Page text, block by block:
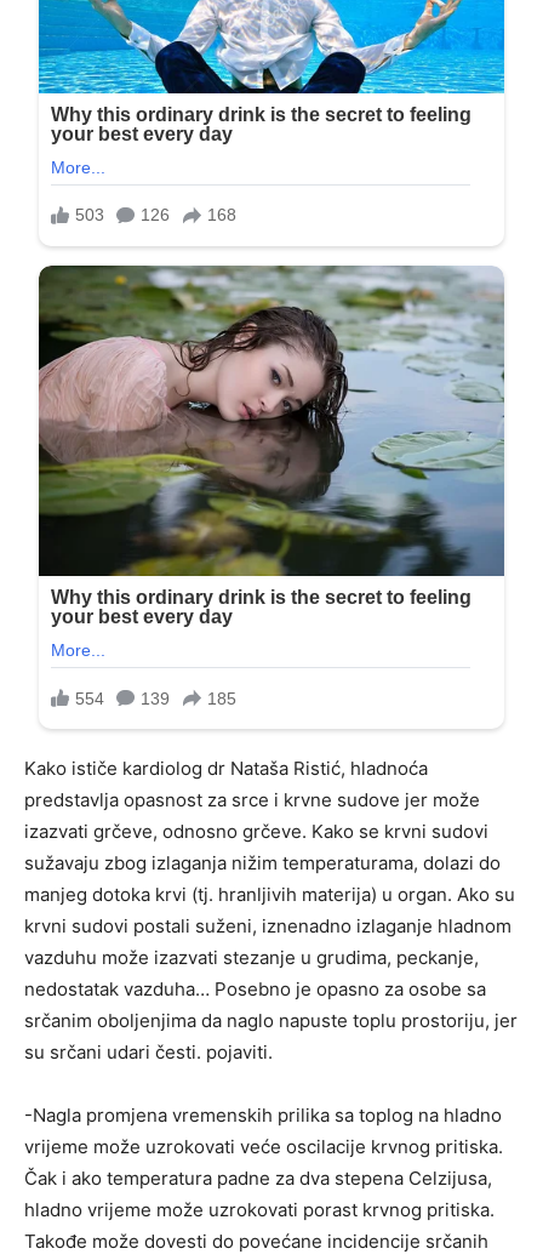
Kako ističe kardiolog dr Nataša Ristić, hladnoća
predstavlja opasnost za srce i krvne sudove jer može
izazvati grčeve, odnosno grčeve. Kako se krvni sudovi
sužavaju zbog izlaganja nižim temperaturama, dolazi do
manjeg dotoka krvi (tj. hranljivih materija) u organ. Ako su
krvni sudovi postali suženi, iznenadno izlaganje hladnom
vazduhu može izazvati stezanje u grudima, peckanje,
nedostatak vazduha… Posebno je opasno za osobe sa
srčanim oboljenjima da naglo napuste toplu prostoriju, jer
su srčani udari česti. pojaviti.
-Nagla promjena vremenskih prilika sa toplog na hladno
vrijeme može uzrokovati veće oscilacije krvnog pritiska.
Čak i ako temperatura padne za dva stepena Celzijusa,
hladno vrijeme može uzrokovati porast krvnog pritiska.
Takođe može dovesti do povećane incidencije srčanih